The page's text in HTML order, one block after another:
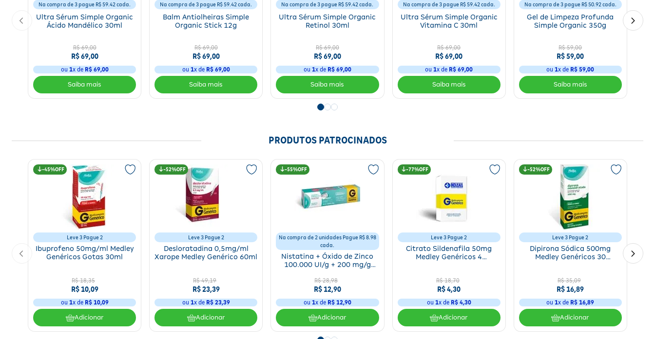
Na compra de 3 pague R$ 59.42 cada.
Ultra Sérum Simple Organic
Ácido Mandélico 30ml
R$ 69,00
R$ 69,00
ou 1x de R$ 69,00
Na compra de 3 pague R$ 59.42 cada.
Balm Antiolheiras Simple
Organic Stick 12g
R$ 69,00
R$ 69,00
ou 1x de R$ 69,00
Na compra de 3 pague R$ 59.42 cada.
Ultra Sérum Simple Organic
Retinol 30ml
R$ 69,00
R$ 69,00
ou 1x de R$ 69,00
Na compra de 3 pague R$ 59.42 cada.
Ultra Sérum Simple Organic
Vitamina C 30ml
R$ 69,00
R$ 69,00
ou 1x de R$ 69,00
Na compra de 3 pague R$ 50.92 cada.
Gel de Limpeza Profunda
Simple Organic 350g
R$ 59,00
R$ 59,00
ou 1x de R$ 59,00
PRODUTOS PATROCINADOS
45%
Leve 3 Pague 2
Ibuprofeno 50mg/ml Medley
Genéricos Gotas 30ml
R$ 18,35
R$ 10,09
ou 1x de R$ 10,09
Adicionar
52%
Leve 3 Pague 2
Desloratadina 0,5mg/ml
Xarope Medley Genérico 60ml
R$ 49,19
R$23,39
ou 1x de R$ 23,39
Adicionar
55%
Na compra de 2 unidades Pague R$ 8.98
cada.
Nistatina + Óxido de Zinco
100.000 UI/g + 200 mg/g
R$ 28,98
R$12,90
ou 1x de R$ 12,90
Adicionar
77%
Leve 3 Pague 2
Citrato Sildenafila 50mg
Medley Genéricos 4
R$ 18,70
R$4,30
ou 1x de R$ 4,30
Adicionar
52%
Leve 3 Pague 2
Dipirona Sódica 500mg
Medley Genéricos 30
R$ 35,09
R$16,89
ou1x de R$ 16,89
Adicionar